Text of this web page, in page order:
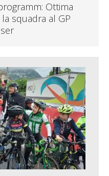
Ottima
squadra al GP